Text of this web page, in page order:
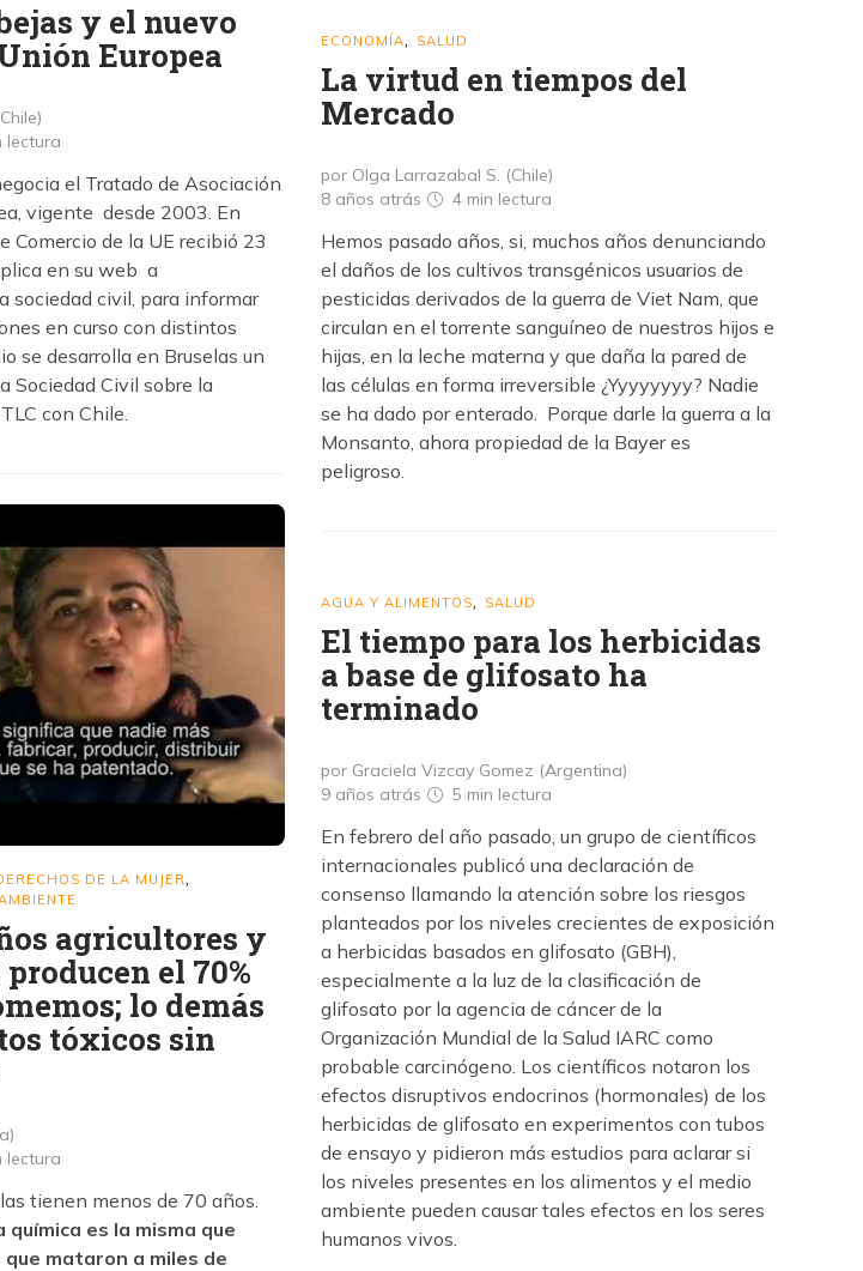
y el nuevo
Europea
lectura
el Tratado de Asociación
vigente desde 2003. En
Comercio de la UE recibió 23
en su web a
sociedad civil, para informar
en curso con distintos
se desarrolla en Bruselas un
Sociedad Civil sobre la
con Chile.
ECONOMÍA SALUD
La virtud en tiempos del
Mercado
por Olga Larrazabal S. (Chile)
8 años atrás
4 min lectura
Hemos pasado años, si, muchos años denunciando
el daños de los cultivos transgénicos usuarios de
pesticidas derivados de la guerra de Viet Nam, que
circulan en el torrente sanguíneo de nuestros hijos e
hijas, en la leche materna y que daña la pared de
las células en forma irreversible ¿Yyyyyyyy? Nadie
se ha dado por enterado. Porque darle la guerra a la
Monsanto, ahora propiedad de la Bayer es
peligroso.
DE LA MUJER
agricultores y
el 70%
lo demás
tóxicos sin
lectura
tienen menos de 70 años.
es la misma que
mataron a miles de
AGUA Y ALIMENTOS SALUD
El tiempo para los herbicidas
a base de glifosato ha
terminado
por Graciela Vizcay Gomez (Argentina)
9 años atrás
5 min lectura
En febrero del año pasado, un grupo de científicos
internacionales publicó una declaración de
consenso llamando la atención sobre los riesgos
planteados por los niveles crecientes de exposición
a herbicidas basados ​​en glifosato (GBH),
especialmente a la luz de la clasificación de
glifosato por la agencia de cáncer de la
Organización Mundial de la Salud IARC como
probable carcinógeno. Los científicos notaron los
efectos disruptivos endocrinos (hormonales) de los
herbicidas de glifosato en experimentos con tubos
de ensayo y pidieron más estudios para aclarar si
los niveles presentes en los alimentos y el medio
ambiente pueden causar tales efectos en los seres
humanos vivos.